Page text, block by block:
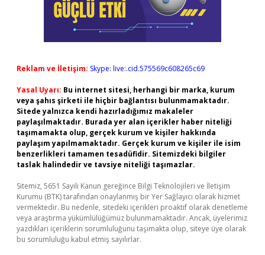
Reklam ve İletişim: Skype: live:.cid.575569c608265c69
Yasal Uyarı: Bu internet sitesi, herhangi bir marka, kurum
veya şahıs şirketi ile hiçbir bağlantısı bulunmamaktadır.
Sitede yalnızca kendi hazırladığımız makaleler
paylaşılmaktadır. Burada yer alan içerikler haber niteliği
taşımamakta olup, gerçek kurum ve kişiler hakkında
paylaşım yapılmamaktadır. Gerçek kurum ve kişiler ile isim
benzerlikleri tamamen tesadüfidir. Sitemizdeki bilgiler
taslak halindedir ve tavsiye niteliği taşımazlar.
Sitemiz, 5651 Sayılı Kanun gereğince Bilgi Teknolojileri ve İletişim
Kurumu (BTK) tarafından onaylanmış bir Yer Sağlayıcı olarak hizmet
vermektedir. Bu nedenle, sitedeki içerikleri proaktif olarak denetleme
veya araştırma yükümlülüğümüz bulunmamaktadır. Ancak, üyelerimiz
yazdıkları içeriklerin sorumluluğunu taşımakta olup, siteye üye olarak
bu sorumluluğu kabul etmiş sayılırlar.